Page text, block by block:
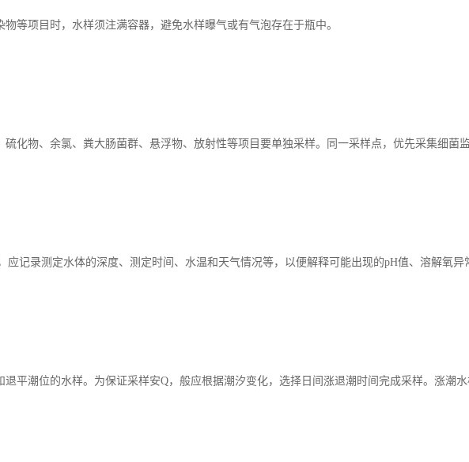
等项目时，水样须注满容器，避免水样曝气或有气泡存在于瓶中。
化物、余氯、粪大肠菌群、悬浮物、放射性等项目要单独采样。同一采样点，优先采集细菌
应记录测定水体的深度、测定时间、水温和天气情况等，以便解释可能出现的pH值、溶解氧异
平潮位的水样。为保证采样安Q，般应根据潮汐变化，选择日间涨退潮时间完成采样。涨潮